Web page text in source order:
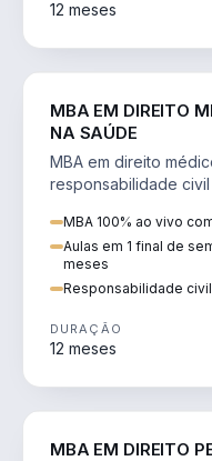
12 meses
MBA EM DIREITO
NA SAÚDE
MBA em direito
responsabilidade
MBA 100% ao vivo
Aulas em 1 final de
meses
Responsabilidade
DURAÇÃO
12 meses
MBA EM DIREITO